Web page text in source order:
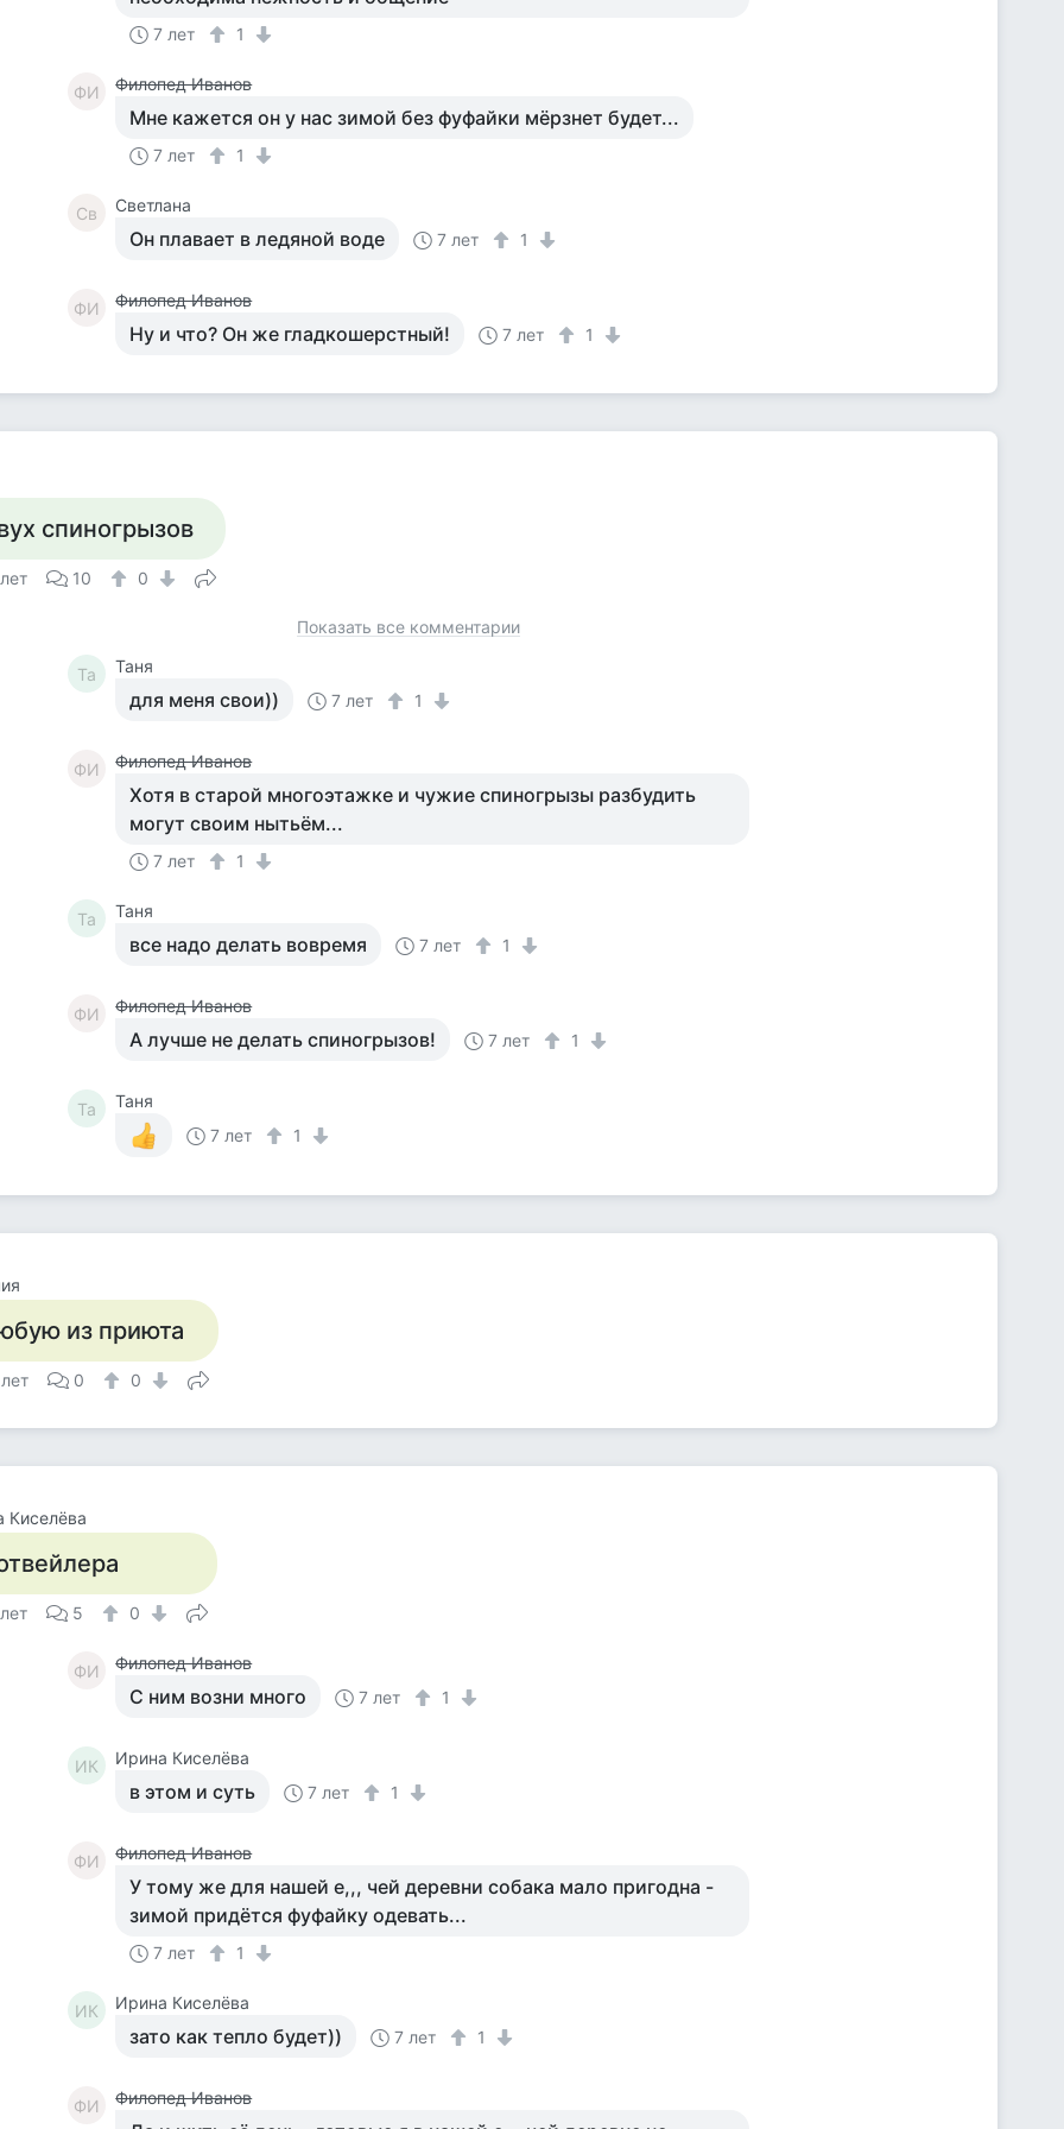
7 лет 1
ФИ Филопед Иванов
Мне кажется он у нас зимой без фуфайки мёрзнет будет...
7 лет 1
Св Светлана
Он плавает в ледяной воде 7 лет 1
ФИ Филопед Иванов
Ну и что? Он же гладкошерстный! 7 лет 1
спиногрызов
10 0
Показать все комментарии
Та Таня
для меня свои)) 7 лет 1
ФИ Филопед Иванов
Хотя в старой многоэтажке и чужие спиногрызы разбудить
могут своим нытьём...
7 лет 1
Та Таня
все надо делать вовремя 7 лет 1
ФИ Филопед Иванов
А лучше не делать спиногрызов! 7 лет 1
Та
Таня
7 лет
1
из приюта
0 0
Киселёва
5 0
ФИ Филопед Иванов
С ним возни много 7 лет 1
ИК Ирина Киселёва
в этом и суть 7 лет 1
ФИ Филопед Иванов
У тому же для нашей е,,, чей деревни собака мало пригодна -
зимой придётся фуфайку одевать...
7 лет 1
ИК Ирина Киселёва
зато как тепло будет)) 7 лет 1
ФИ Филопед Иванов